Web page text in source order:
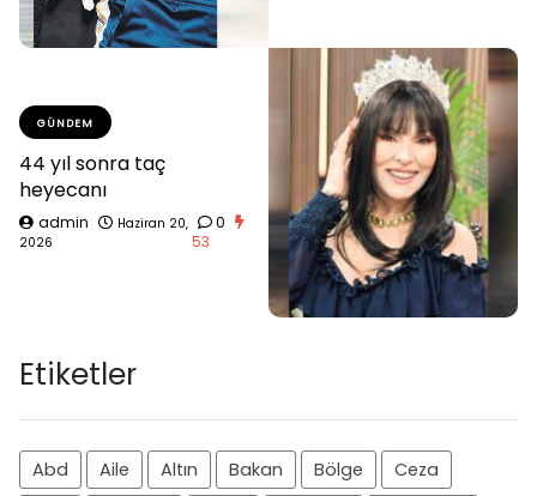
GÜNDEM
44 yıl sonra taç
heyecanı
admin
Haziran 20,
2026
0
53
Etiketler
Abd Aile Altın Bakan Bölge
Ceza